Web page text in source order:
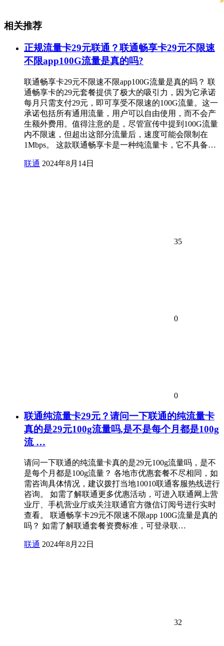
相关推荐
正规流量卡29元联通？联通畅享卡29元不限速
不限app100G流量是真的吗?
联通畅享卡29元不限速不限app100G流量是真的吗？ 联
通畅享卡的29元套餐提供了极大的吸引力，因为它承诺
每月只需支付29元，即可享受不限速的100G流量。这一
承诺包括所有通用流量，用户可以自由使用，而不会产
生额外费用。值得注意的是，尽管宣传中提到100G流量
内不限速，但超出这部分流量后，速度可能会限制在
1Mbps。 这款联通畅享卡是一种纯流量卡，它不具备…
联通 2024年8月14日
35
0
0
联通纯流量卡29元？请问一下联通的纯流量卡
真的是29元100g流量吗,是不是每个月都是100g
流 …
请问一下联通的纯流量卡真的是29元100g流量吗，是不
是每个月都是100g流量？ 各地市优惠套餐不尽相同，如
需咨询具体情况，建议拨打当地10010联通客服热线进行
咨询。 如需了解联通更多优惠活动，可进入联通网上营
业厅、手机营业厅或关注联通官方微信订阅号进行实时
查看。 联通畅享卡29元不限速不限app 100G流量是真的
吗？ 如需了解联通套餐资费标准，可登录联…
联通 2024年8月22日
32